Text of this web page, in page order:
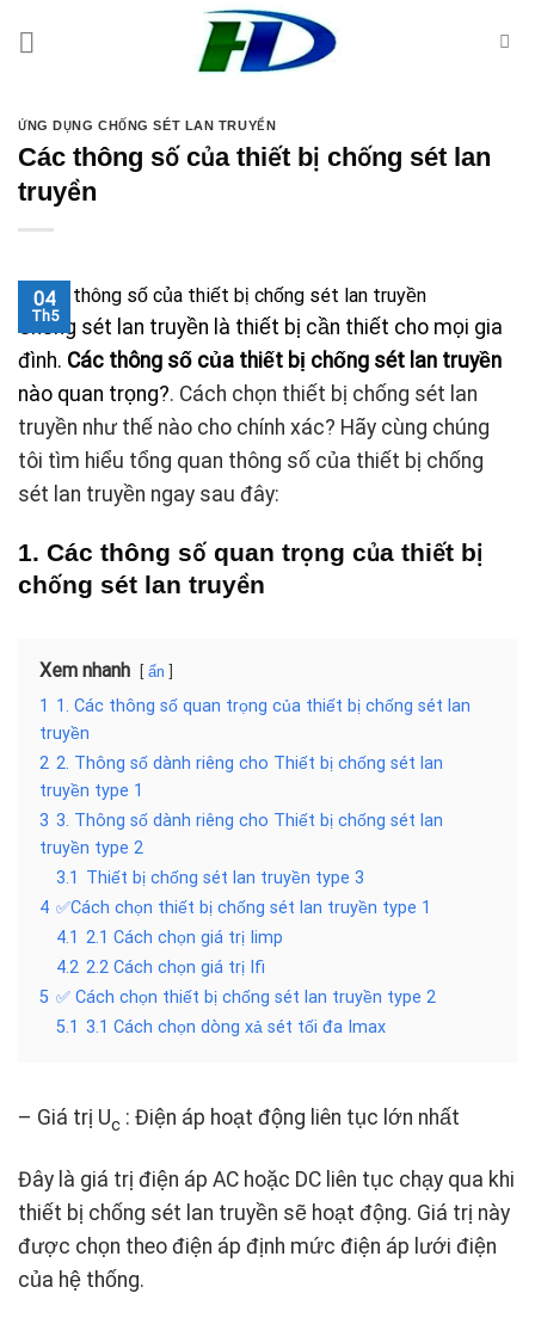
ỨNG DỤNG CHỐNG SÉT LAN TRUYỀN
Các thông số của thiết bị chống sét lan
truyền
04
Th5
Chống sét lan truyền là thiết bị cần thiết cho mọi gia
đình. Các thông số của thiết bị chống sét lan truyền
nào quan trọng?. Cách chọn thiết bị chống sét lan
truyền như thế nào cho chính xác? Hãy cùng chúng
tôi tìm hiểu tổng quan thông số của thiết bị chống
sét lan truyền ngay sau đây:
1. Các thông số quan trọng của thiết bị
chống sét lan truyền
Xem nhanh ẩn
1 1. Các thông số quan trọng của thiết bị chống sét lan
truyền
2 2. Thông số dành riêng cho Thiết bị chống sét lan
truyền type 1
3 3. Thông số dành riêng cho Thiết bị chống sét lan
truyền type 2
3.1 Thiết bị chống sét lan truyền type 3
4 ✅Cách chọn thiết bị chống sét lan truyền type 1
4.1 2.1 Cách chọn giá trị Iimp
4.2 2.2 Cách chọn giá trị Ifi
5 ✅ Cách chọn thiết bị chống sét lan truyền type 2
5.1 3.1 Cách chọn dòng xả sét tối đa Imax
– Giá trị Uc : Điện áp hoạt động liên tục lớn nhất
Đây là giá trị điện áp AC hoặc DC liên tục chạy qua khi
thiết bị chống sét lan truyền sẽ hoạt động. Giá trị này
được chọn theo điện áp định mức điện áp lưới điện
của hệ thống.